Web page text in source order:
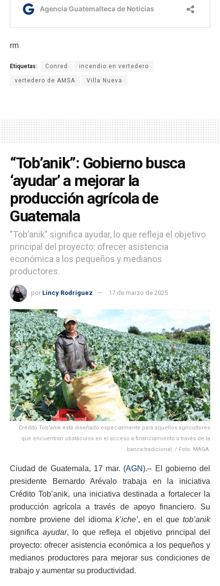
rm
Etiquetas: Conred incendio en vertedero
vertedero de AMSA Villa Nueva
“Tob’anik”: Gobierno busca
‘ayudar’ a mejorar la
producción agrícola de
Guatemala
"Tob’anik" significa ayudar, lo que refleja el objetivo
principal del proyecto: ofrecer asistencia
económica a los pequeños y medianos
productores.
por Lincy Rodríguez 17 de marzo de 2025
Crédito Tob'anik está diseñado especialmente para aquellos agricultores
que encuentran obstáculos en el acceso a financiamiento a través de la
banca tradicional. / Foto: MAGA.
Ciudad de Guatemala, 17 mar. (AGN).– El gobierno del
presidente Bernardo Arévalo trabaja en la iniciativa
Crédito Tob’anik, una iniciativa destinada a fortalecer la
producción agrícola a través de apoyo financiero. Su
nombre proviene del idioma k’iche’, en el que tob’anik
significa ayudar, lo que refleja el objetivo principal del
proyecto: ofrecer asistencia económica a los pequeños y
medianos productores para mejorar sus condiciones de
trabajo y aumentar su productividad.